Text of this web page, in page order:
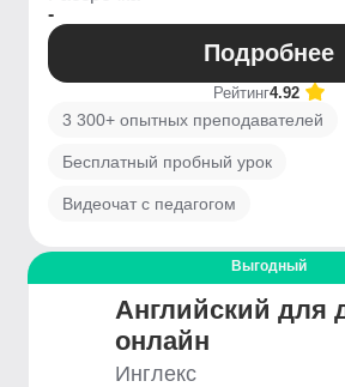
-
Подробнее
Рейтинг4.92
3 300+ опытных преподавателей
Бесплатный пробный урок
Видеочат с педагогом
Выгодный
Английский для
онлайн
Инглекс